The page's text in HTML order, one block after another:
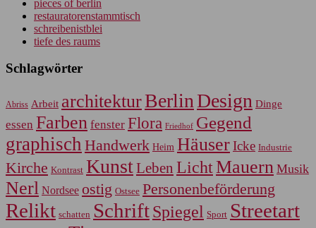
pieces of berlin
restauratorenstammtisch
schreibenistblei
tiefe des raums
Schlagwörter
Abriss Arbeit architekturBerlin Design Dinge
essen Farben fenster Flora Friedhof Gegend
graphisch Handwerk Heim HäuserIcke Industrie
Kirche Kontrast KunstLeben LichtMauern Musik
Nerl Nordsee ostig Ostsee Personenbeförderung
Relikt schatten SchriftSpiegel Sport Streetart